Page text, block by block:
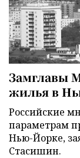
Замглавы
жилья в
Российские
параметрам
Нью-Йорке,
Стасишин.